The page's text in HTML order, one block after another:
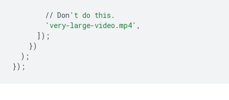
// Don 't do this.
'very-large-video.mp4' ,
]);
})
);
});